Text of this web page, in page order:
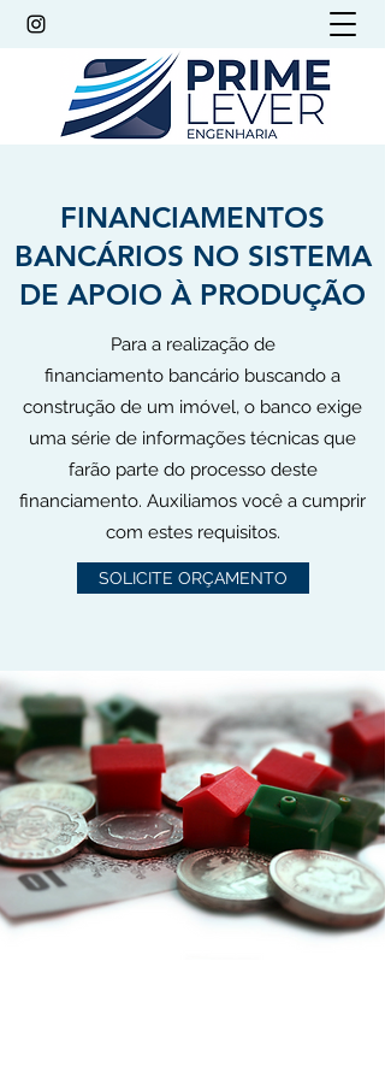
FINANCIAMENTOS
BANCÁRIOS NO SISTEMA
DE APOIO À PRODUÇÃO
Para a realização de
financiamento bancário buscando a
construção de um imóvel, o banco exige
uma série de informações técnicas que
farão parte do processo deste
financiamento. Auxiliamos você a cumprir
com estes requisitos.
SOLICITE ORÇAMENTO